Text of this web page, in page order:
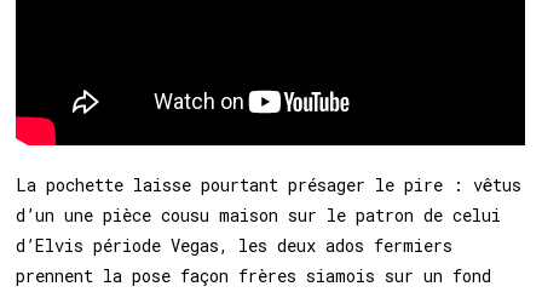
La pochette laisse pourtant présager le pire : vêtus
d’un une pièce cousu maison sur le patron de celui
d’Elvis période Vegas, les deux ados fermiers
prennent la pose façon frères siamois sur un fond